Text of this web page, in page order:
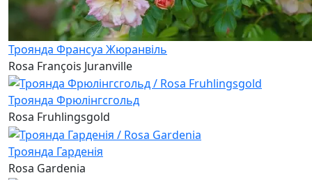
Троянда Франсуа Жюранвіль
Rosa François Juranville
Троянда Фрюлінгсгольд
Rosa Fruhlingsgold
Троянда Гарденія
Rosa Gardenia